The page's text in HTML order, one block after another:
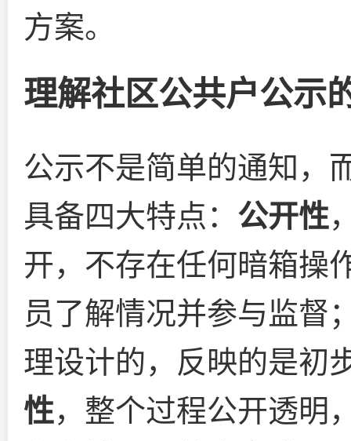
方案。
理解社区公共户公示
公示不是简单的通知，
具备四大特点： 公开性
开，不存在任何暗箱操
员了解情况并参与监督
理设计的，反映的是初
性，整个过程公开透明